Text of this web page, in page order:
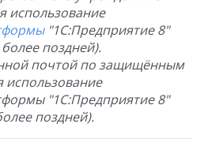
использование
"1С:Предприятие 8"
поздней).
почтой по защищённым
использование
"1С:Предприятие 8"
поздней).